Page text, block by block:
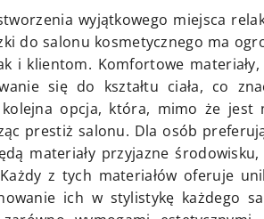
wyjątkowego miejsca
do salonu kosmetycznego ma
i klientom. Komfortowe materiały,
się do kształtu ciała, co
opcja, która, mimo że jest
prestiż salonu. Dla osób
materiały przyjazne
z tych materiałów oferuje
ich w stylistykę każdego